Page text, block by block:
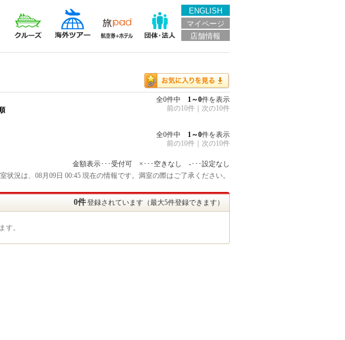
ENGLISH
マイページ
店舗情報
全0件中 1～0件を表示
前の10件
次の10件
全0件中 1～0件を表示
前の10件
次の10件
金額表示･･･受付可 ×･･･空きなし -･･･設定なし
状況は、08月09日 00:45 現在の情報です。満室の際はご了承ください。
0件登録されています（最大5件登録できます）
す。